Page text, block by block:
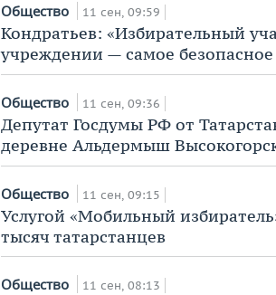
Общество 11 сен, 09:59
Кондратьев: «Избирательный
учреждении — самое безопасное
Общество 11 сен, 09:36
Депутат Госдумы РФ от
деревне Альдермыш
Общество 11 сен, 09:15
Услугой «Мобильный
тысяч татарстанцев
Общество 11 сен, 08:13